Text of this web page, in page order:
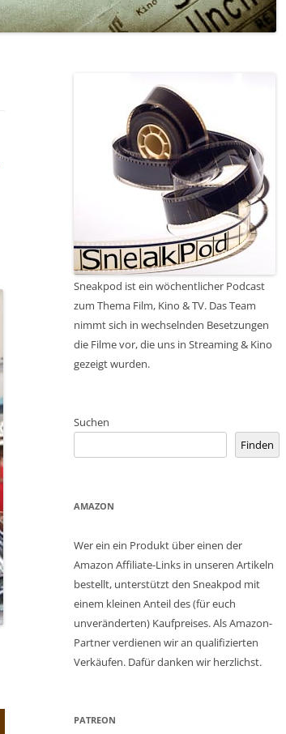
Sneakpod ist ein wöchentlicher Podcast
zum Thema Film, Kino & TV. Das Team
nimmt sich in wechselnden Besetzungen
die Filme vor, die uns in Streaming & Kino
gezeigt wurden.
Suchen
Finden
AMAZON
Wer ein ein Produkt über einen der
Amazon Affiliate-Links in unseren Artikeln
bestellt, unterstützt den Sneakpod mit
einem kleinen Anteil des (für euch
unveränderten) Kaufpreises. Als Amazon-
Partner verdienen wir an qualifizierten
Verkäufen. Dafür danken wir herzlichst.
PATREON